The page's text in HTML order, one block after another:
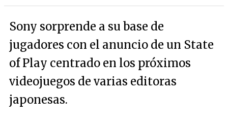
Sony sorprende a su base de
jugadores con el anuncio de un State
of Play centrado en los próximos
videojuegos de varias editoras
japonesas.